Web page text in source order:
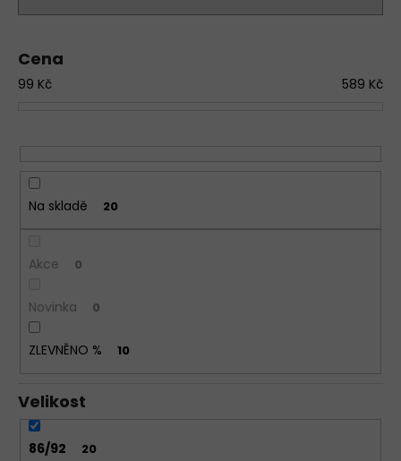
r
d
u
Cena
99 Kč 589 Kč
Na skladě 20
Akce 0
Novinka 0
ZLEVNĚNO % 10
Velikost
86/92 20
u
č
LOVELYGIRL
155
Kč